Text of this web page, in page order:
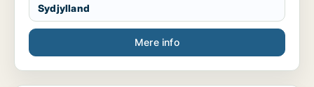
Sydjylland
Mere info